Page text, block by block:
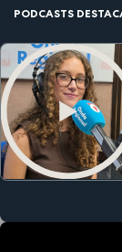
PODCASTS